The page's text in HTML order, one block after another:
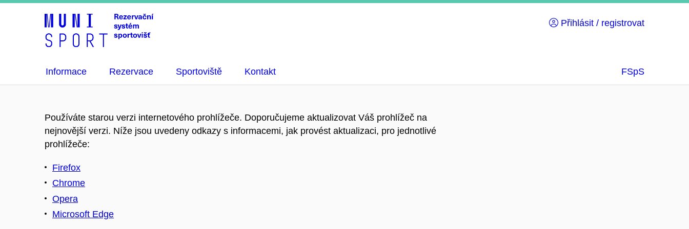
Přihlásit / registrovat
Informace Rezervace Sportoviště Kontakt FSpS
Používáte starou verzi internetového prohlížeče. Doporučujeme aktualizovat Váš prohlížeč na
nejnovější verzi. Níže jsou uvedeny odkazy s informacemi, jak provést aktualizaci, pro jednotlivé
prohlížeče:
Firefox
Chrome
Opera
Microsoft Edge